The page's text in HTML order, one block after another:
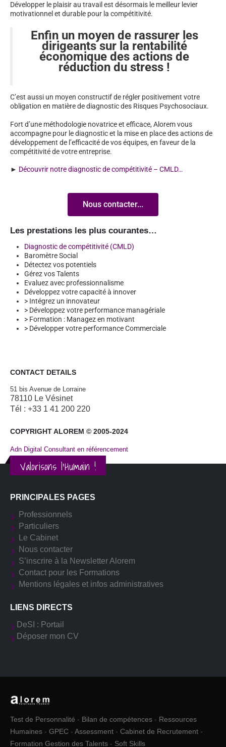
Développer le plaisir au travail est désormais le meilleur levier
motivationnel et durable pour la compétitivité.
Enfin un moyen de rassurer les
dirigeants sur la rentabilité
économique des actions de
réduction du stress !
C’est aussi un moyen constructif de régler positivement votre
obligation en matière de diagnostic des Risques Psychosociaux.
Fort d’une méthodologie novatrice et efficace, Alorem vous
accompagne pour le diagnostic et la mise en place des actions de
développement de l’efficacité de vos équipes, en faveur de la
compétitivité de votre entreprise.
► Découvrir notre diagnostic de compétitivité – CMLD…
Nous contacter...
Les prestations les plus courantes…
Diagnostic de compétitivité (CMLD)
Baromètre Social
Détectez vos potentiels
Gérez vos Talents
Evaluez avec professionnalisme
Développez votre capacité à innover
> Intégrez un innovateur
> Développez votre performance managériale
> Formation : Managez en motivant
> Développer votre performance Commerciale
CONTACT DETAILS
51 bis Avenue de Lorraine
78110 Le Vésinet
Tél : +33 1 41 200 220
COPYRIGHT ALOREM © 2005-2024
Adn Digital Consultant en référencement
Valorisons l'Humain !
PRINCIPALES PAGES
Professionnels
Particuliers
Le Cabinet
Nous contacter
S’inscrire à la Newsletter Alorem
Contact pour les Formations
Mentions légales et infos administratives
LIENS DIRECTS
DeSI : Portail
Déposer mon CV
Test de Personnalité - Bilan de compétences - Ressources
Humaines - GPEC - Assessment - Cabinet de Recrutement -
Formation Gestion des Talents - Soft Skills